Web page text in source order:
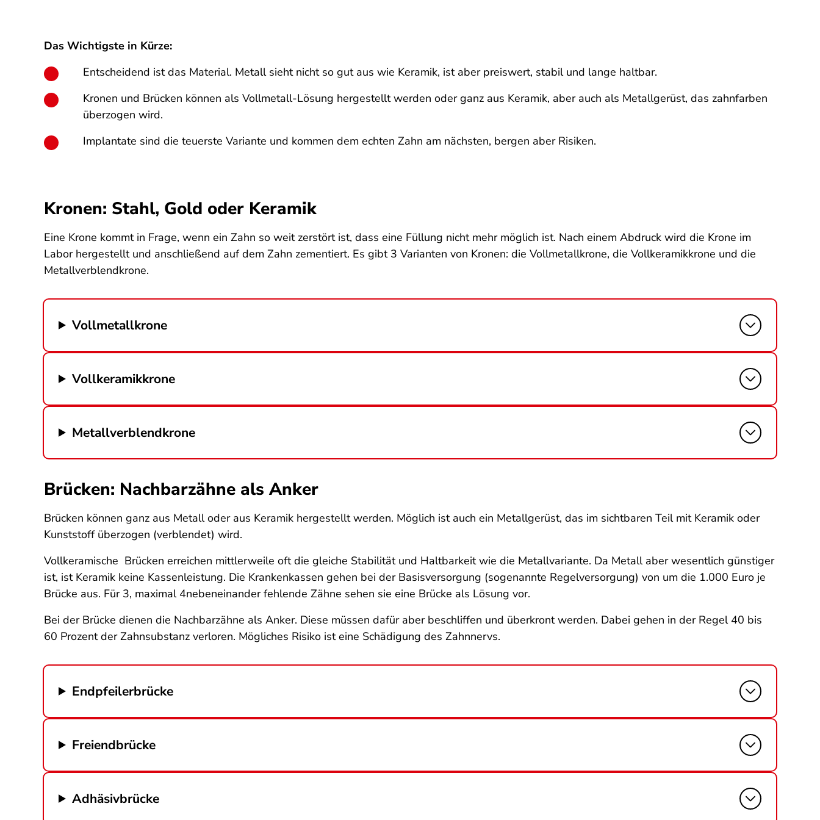
Das Wichtigste in Kürze:
Entscheidend ist das Material. Metall sieht nicht so gut aus wie Keramik, ist aber preiswert, stabil und lange haltbar.
Kronen und Brücken können als Vollmetall-Lösung hergestellt werden oder ganz aus Keramik, aber auch als Metallgerüst, das zahnfarben
überzogen wird.
Implantate sind die teuerste Variante und kommen dem echten Zahn am nächsten, bergen aber Risiken.
Kronen: Stahl, Gold oder Keramik
Eine Krone kommt in Frage, wenn ein Zahn so weit zerstört ist, dass eine Füllung nicht mehr möglich ist. Nach einem Abdruck wird die Krone im
Labor hergestellt und anschließend auf dem Zahn zementiert. Es gibt 3 Varianten von Kronen: die Vollmetallkrone, die Vollkeramikkrone und die
Metallverblendkrone.
Vollmetallkrone
Vollkeramikkrone
Metallverblendkrone
Brücken: Nachbarzähne als Anker
Brücken können ganz aus Metall oder aus Keramik hergestellt werden. Möglich ist auch ein Metallgerüst, das im sichtbaren Teil mit Keramik oder
Kunststoff überzogen (verblendet) wird.
Vollkeramische Brücken erreichen mittlerweile oft die gleiche Stabilität und Haltbarkeit wie die Metallvariante. Da Metall aber wesentlich günstiger
ist, ist Keramik keine Kassenleistung. Die Krankenkassen gehen bei der Basisversorgung (sogenannte Regelversorgung) von um die 1.000 Euro je
Brücke aus. Für 3, maximal 4nebeneinander fehlende Zähne sehen sie eine Brücke als Lösung vor.
Bei der Brücke dienen die Nachbarzähne als Anker. Diese müssen dafür aber beschliffen und überkront werden. Dabei gehen in der Regel 40 bis
60 Prozent der Zahnsubstanz verloren. Mögliches Risiko ist eine Schädigung des Zahnnervs.
Endpfeilerbrücke
Freiendbrücke
Adhäsivbrücke